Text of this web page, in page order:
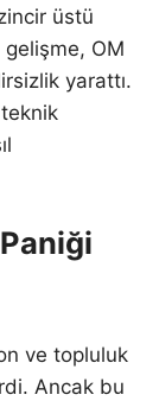
üstü
OM
yarattı.
ve topluluk
Ancak bu